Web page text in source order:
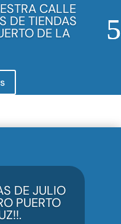
CALLE
DE TIENDAS
DE LA
DE JULIO
PUERTO